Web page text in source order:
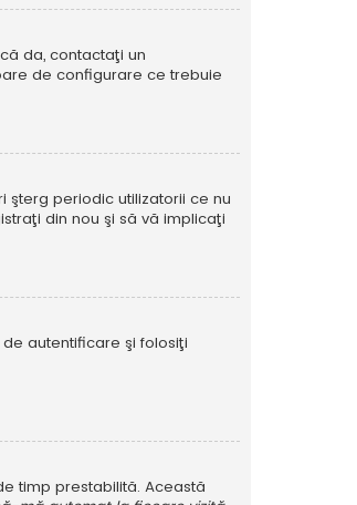
da, contactaţi un
de configurare ce trebuie
şterg periodic utilizatorii ce nu
din nou şi să vă implicaţi
autentificare şi folosiţi
timp prestabilită. Această